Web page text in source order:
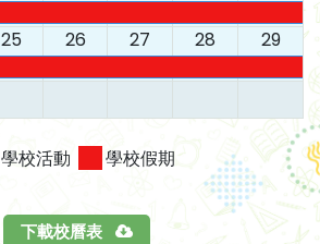
25 26 27 28 29
學校活動 學校假期
下載校曆表